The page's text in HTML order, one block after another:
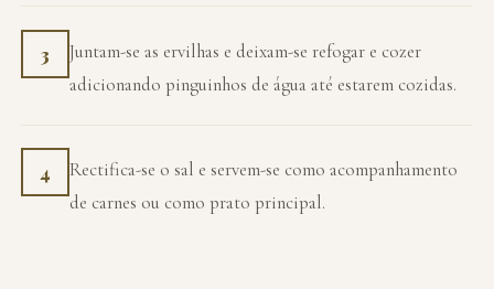
3
Juntam-se as ervilhas e deixam-se refogar e cozer
adicionando pinguinhos de água até estarem cozidas.
4
Rectifica-se o sal e servem-se como acompanhamento
de carnes ou como prato principal.